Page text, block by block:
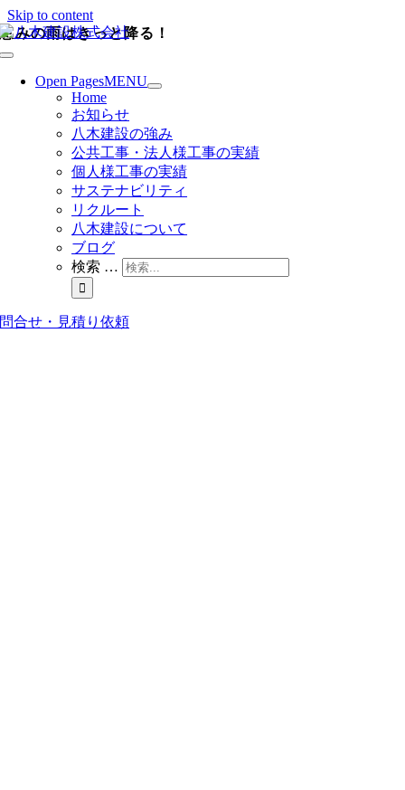
Skip to content
Open PagesMENU
Home
お知らせ
八木建設の強み
公共工事・法人様工事の実績
個人様工事の実績
サステナビリティ
リクルート
八木建設について
ブログ
検索 …
問合せ・見積り依頼
恵みの雨はきっと降る！